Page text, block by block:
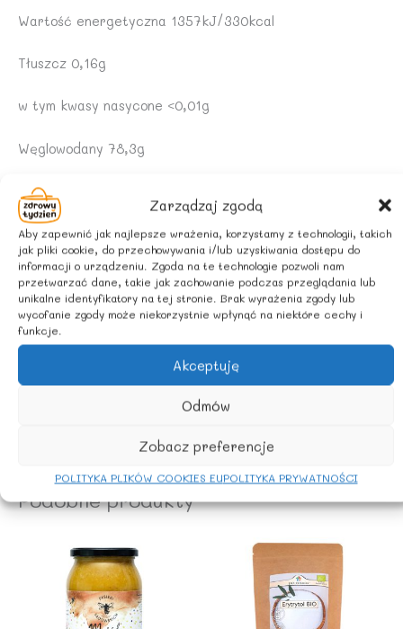
Zarządzaj zgodą
Aby zapewnić jak najlepsze wrażenia, korzystamy z technologii, takich
jak pliki cookie, do przechowywania i/lub uzyskiwania dostępu do
informacji o urządzeniu. Zgoda na te technologie pozwoli nam
przetwarzać dane, takie jak zachowanie podczas przeglądania lub
unikalne identyfikatory na tej stronie. Brak wyrażenia zgody lub
wycofanie zgody może niekorzystnie wpłynąć na niektóre cechy i
funkcje.
Akceptuję
Odmów
Zobacz preferencje
POLITYKA PLIKÓW COOKIES EUPOLITYKA PRYWATNOŚCI
Wartość energetyczna 1357kJ/330kcal
Tłuszcz 0,16g
w tym kwasy nasycone <0,01g
Węglowodany 78,3g
w tym cukry 77,1g
Białko 1,2g
Sól <0,01g
SPOSÓB PRZECHOWYWANIA
Przechowywać w ciemnym o chłodnym miejscu.
Chronić przed bezpośrednim działaniem promieni
Podobne produkty